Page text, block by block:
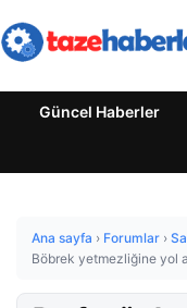
Güncel Haberler
Ana sayfa › Forumlar ›
Böbrek yetmezliğine yol